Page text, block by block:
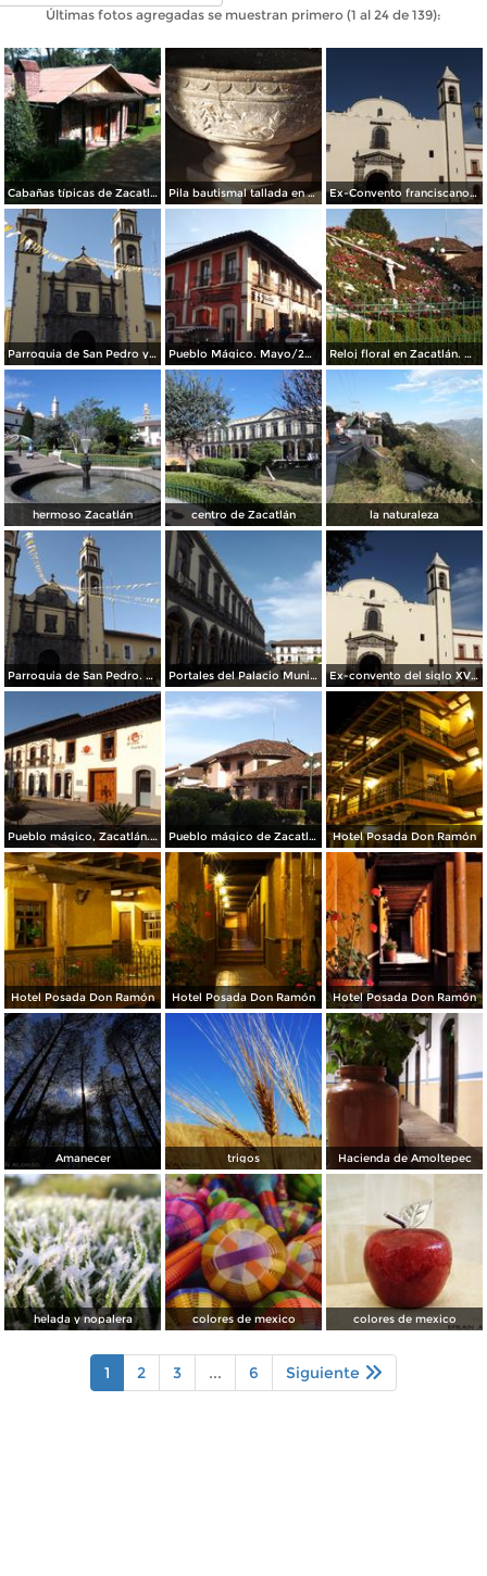
Últimas fotos agregadas se muestran primero (1 al 24 de 139):
Cabañas típicas de Zacatlán. Agosto/2015 Pila bautismal tallada en cantera siglo XVI. Mayo/2014 Ex-Convento franciscano del siglo XVI. Mayo/2014
Parroquia de San Pedro y San Pablo. Mayo/2014 Pueblo Mágico. Mayo/2014 Reloj floral en Zacatlán. Mayo/2014
hermoso Zacatlán centro de Zacatlán la naturaleza
Parroquia de San Pedro. Mayo/2014 Portales del Palacio Municipal. Mayo/2014 Ex-convento del siglo XVI. Zacatlán. Mayo/2014
Pueblo mágico, Zacatlán. Mayo/2014 Pueblo mágico de Zacatlán, Puebla. Mayo/2014 Hotel Posada Don Ramón
Hotel Posada Don Ramón Hotel Posada Don Ramón Hotel Posada Don Ramón
Amanecer trigos Hacienda de Amoltepec
helada y nopalera colores de mexico colores de mexico
1 2 3 ... 6 Siguiente